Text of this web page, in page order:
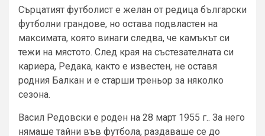
Сърцатият футболист е желан от редица български
футболни грандове, но остава подвластен на
максимата, която винаги следва, че камъкът си
тежи на мястото. След края на състезателната си
кариера, Редака, както е известен, не оставя
родния Балкан и е старши треньор за няколко
сезона.
Васил Редовски е роден на 28 март 1955 г.. За него
нямаше тайни във футбола, раздаваше се до